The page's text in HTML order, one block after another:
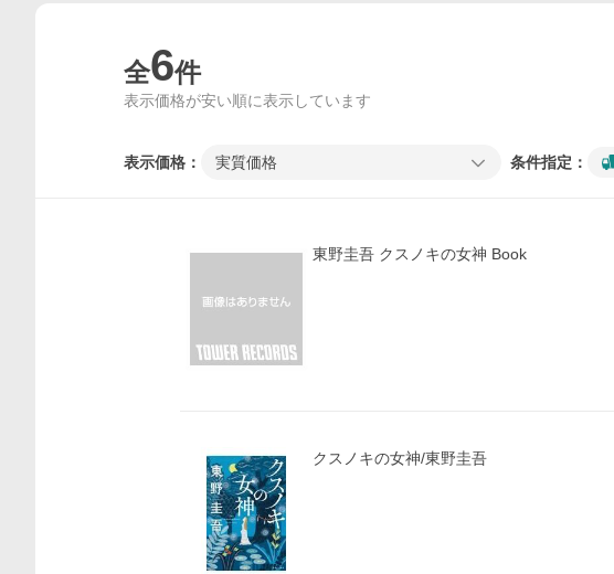
全6件
表示価格が安い順に表示しています
表示価格： 実質価格 条件指定：
東野圭吾 クスノキの女神 Book
クスノキの女神/東野圭吾